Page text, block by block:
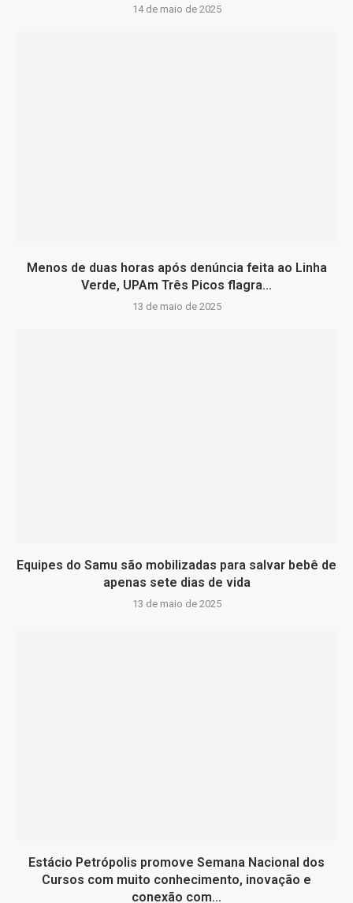
14 de maio de 2025
Menos de duas horas após denúncia feita ao Linha
Verde, UPAm Três Picos flagra...
13 de maio de 2025
Equipes do Samu são mobilizadas para salvar bebê de
apenas sete dias de vida
13 de maio de 2025
Estácio Petrópolis promove Semana Nacional dos
Cursos com muito conhecimento, inovação e
conexão com...